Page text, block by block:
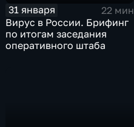
31 января
22 мин
Вирус в России. Брифинг
по итогам заседания
оперативного штаба